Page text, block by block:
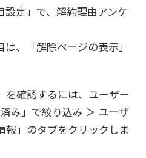
設定」で、解約理由アンケ
、「解除ページの表示」
を確認するには、ユーザー
み」で絞り込み ＞ ユーザ
」のタブをクリックしま